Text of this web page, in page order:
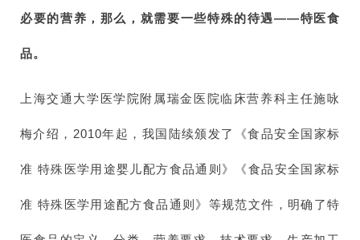
必要的营养，那么，就需要一些特殊的待遇——特医食
品。
上海交通大学医学院附属瑞金医院临床营养科主任施咏
梅介绍，2010年起，我国陆续颁发了《食品安全国家标
准 特殊医学用途婴儿配方食品通则》《食品安全国家标
准 特殊医学用途配方食品通则》等规范文件，明确了特